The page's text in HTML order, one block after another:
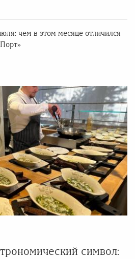
чем в этом месяце отличился
символ: